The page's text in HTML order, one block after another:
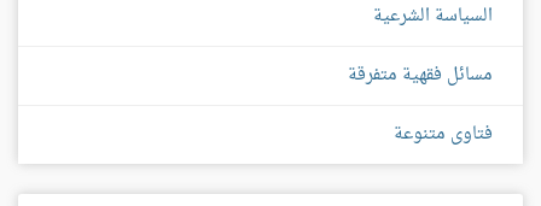
السياسة الشرعية
مسائل فقهية متفرقة
فتاوى متنوعة